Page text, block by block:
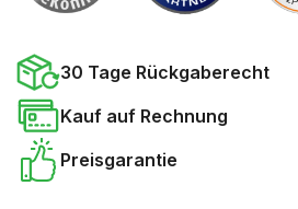
30 Tage Rückgaberecht
Kauf auf Rechnung
Preisgarantie